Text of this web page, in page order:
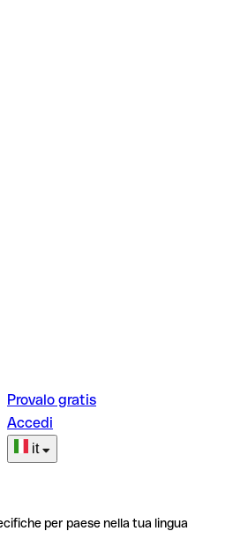
Provalo gratis
Accedi
it
per paese nella tua lingua